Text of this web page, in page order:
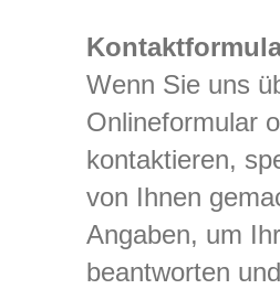
Wenn Sie uns
Onlineformular
kontaktieren,
von Ihnen
Angaben, um
beantworten